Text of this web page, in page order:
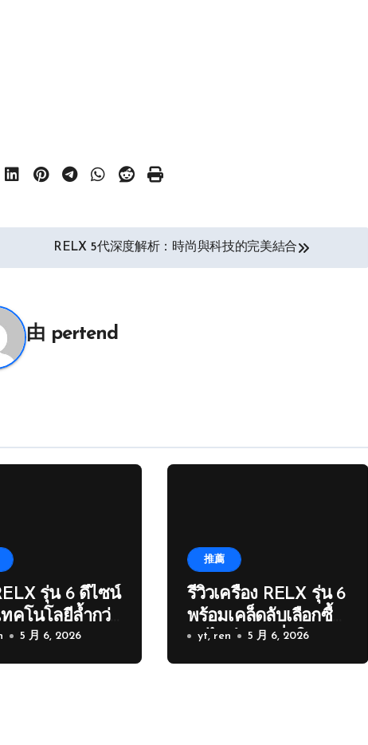
RELX 5代深度解析：時尚與科技的完美結合
由 pertend
รุ่น 6 ดีไซน์
คโนโลยีล้ำกว่า
5 月 6, 2026
推薦
รีวิวเครื่อง RELX รุ่น 6
พร้อมเคล็ดลับเลือกซื้อ
อนไลน์อย่างมั่นใจ
yt, ren 5 月 6, 2026